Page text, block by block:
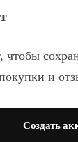
чтобы
и
Создать